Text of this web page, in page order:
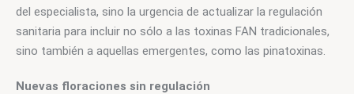
del especialista, sino la urgencia de actualizar la regulación
sanitaria para incluir no sólo a las toxinas FAN tradicionales,
sino también a aquellas emergentes, como las pinatoxinas.
Nuevas floraciones sin regulación